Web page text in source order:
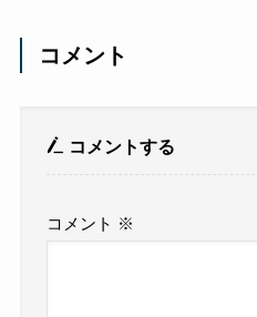
コメント
コメントする
コメント ※